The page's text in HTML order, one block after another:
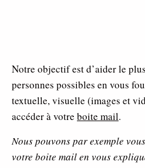
Notre objectif est d’aider le
personnes possibles en vous
textuelle, visuelle (images et
accéder à votre boite mail.
Nous pouvons par exemple
votre boite mail en vous